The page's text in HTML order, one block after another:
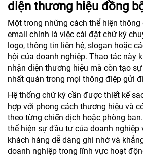
diện thương hiệu đồng
Một trong những cách thể hiện
email chính là việc cài đặt chữ ký
logo, thông tin liên hệ, slogan hoặc
hội của doanh nghiệp. Thao tác này
nhận diện thương hiệu mà còn tạo
nhất quán trong mọi thông điệp gửi
Hệ thống chữ ký cần được thiết kế
hợp với phong cách thương hiệu và
theo từng chiến dịch hoặc phòng
thể hiện sự đầu tư của doanh nghiệp
khách hàng dễ dàng ghi nhớ và
doanh nghiệp trong lĩnh vực hoạt